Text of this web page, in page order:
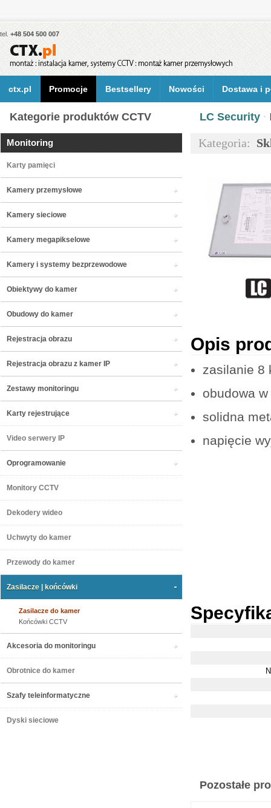
tel. +48 504 500 007
ctx.pl Promocje Bestsellery Nowości Dostawa i
Kategorie produktów CCTV
Monitoring
Karty pamięci
Kamery przemysłowe
Kamery sieciowe
Kamery megapikselowe
Kamery i systemy bezprzewodowe
Obiektywy do kamer
Obudowy do kamer
Rejestracja obrazu
Rejestracja obrazu z kamer IP
Zestawy monitoringu
Karty rejestrujące
Video serwery IP
Oprogramowanie
Monitory CCTV
Dekodery wideo
Uchwyty do kamer
Przewody do kamer
Zasilacze | końcówki
Zasilacze do kamer
Końcówki CCTV
Akcesoria do monitoringu
Obrotnice do kamer
Szafy teleinformatyczne
Dyski sieciowe
LC Security ·
Kategoria:
Opis
zasilanie 8
obudowa
solidna
napięcie
Pozostałe